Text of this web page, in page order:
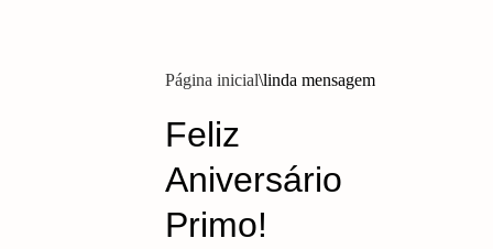
Página inicial linda mensagem
Feliz
Aniversário
Primo!